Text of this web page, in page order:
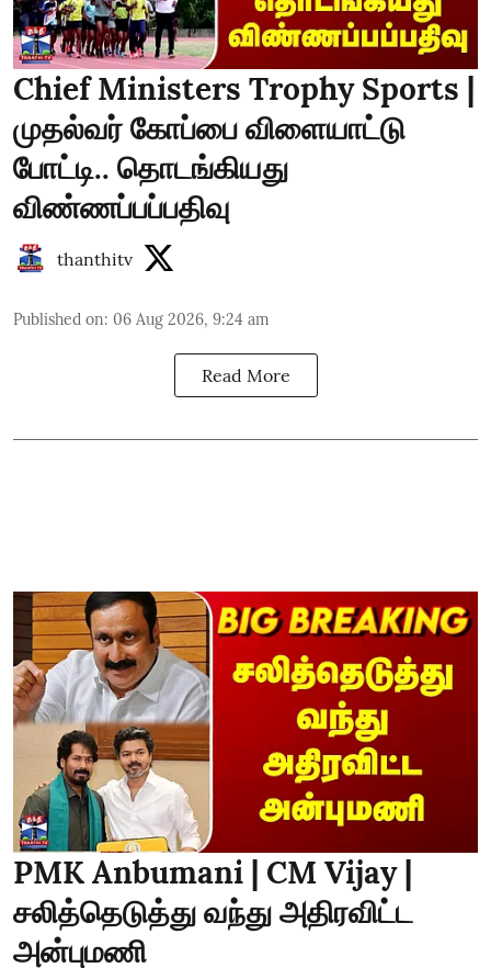
Chief Ministers Trophy Sports |
முதல்வர் கோப்பை விளையாட்டு
போட்டி.. தொடங்கியது
விண்ணப்பப்பதிவு
thanthitv
Published on: 06 Aug 2026, 9:24 am
Read More
PMK Anbumani | CM Vijay |
சலித்தெடுத்து வந்து அதிரவிட்ட
அன்புமணி